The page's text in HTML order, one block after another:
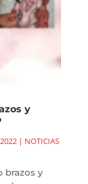
y
| NOTICIAS
brazos y